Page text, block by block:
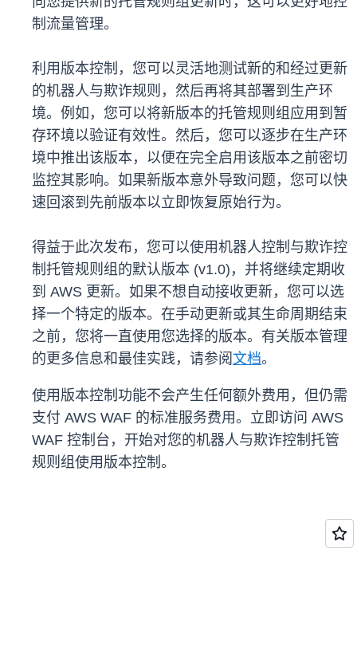
制流量管理。
利用版本控制，您可以灵活地测试新的和经过更新
的机器人与欺诈规则，然后再将其部署到生产环
境。例如，您可以将新版本的托管规则组应用到暂
存环境以验证有效性。然后，您可以逐步在生产环
境中推出该版本，以便在完全启用该版本之前密切
监控其影响。如果新版本意外导致问题，您可以快
速回滚到先前版本以立即恢复原始行为。
得益于此次发布，您可以使用机器人控制与欺诈控
制托管规则组的默认版本 (v1.0)，并将继续定期收
到 AWS 更新。如果不想自动接收更新，您可以选
择一个特定的版本。在手动更新或其生命周期结束
之前，您将一直使用您选择的版本。有关版本管理
的更多信息和最佳实践，请参阅 文档。
使用版本控制功能不会产生任何额外费用，但仍需
支付 AWS WAF 的标准服务费用。立即访问 AWS
WAF 控制台，开始对您的机器人与欺诈控制托管
规则组使用版本控制。